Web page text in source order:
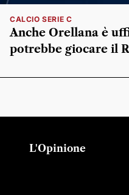
CALCIO SERIE C
Anche Orellana è
potrebbe giocare il
L'Opinione